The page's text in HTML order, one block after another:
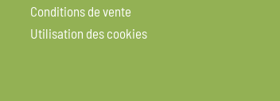
Conditions de vente
Utilisation des cookies